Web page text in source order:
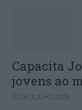
Capacita
jovens ao
31 DE JULHO, 2026